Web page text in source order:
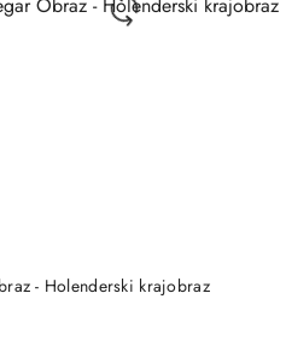
Zegar Obraz - Holenderski krajobraz
DO KOSZYKA